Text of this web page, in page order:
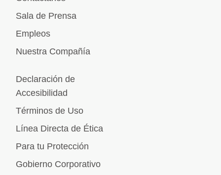
Sala de Prensa
Empleos
Nuestra Compañía
Declaración de
Accesibilidad
Términos de Uso
Línea Directa de Ética
Para tu Protección
Gobierno Corporativo